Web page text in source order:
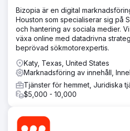
Bizopia är en digital
Houston som specialiserar sig på
och hantering av sociala medier.
växa online med datadrivna
beprövad sökmotorexpertis.
Katy, Texas, United States
Marknadsföring av innehåll,
Tjänster för hemmet, Juridiska
$5,000 - 10,000